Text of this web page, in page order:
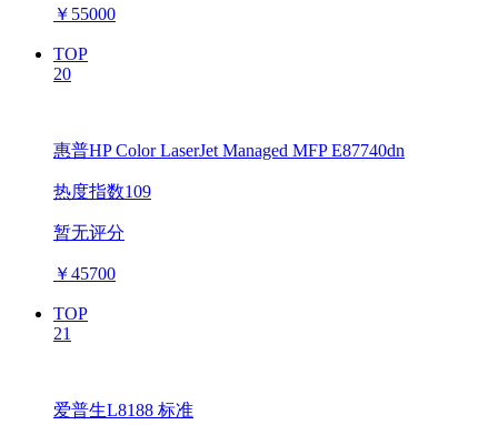
￥ 55000
TOP
20
惠普HP Color LaserJet Managed MFP E87740dn
热度指数109
暂无评分
￥45700
TOP
21
爱普生L8188 标准